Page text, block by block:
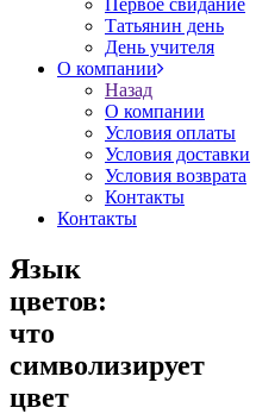
Первое свидание
Татьянин день
День учителя
О компании
Назад
О компании
Условия оплаты
Условия доставки
Условия возврата
Контакты
Контакты
Язык
цветов:
что
символизирует
цвет